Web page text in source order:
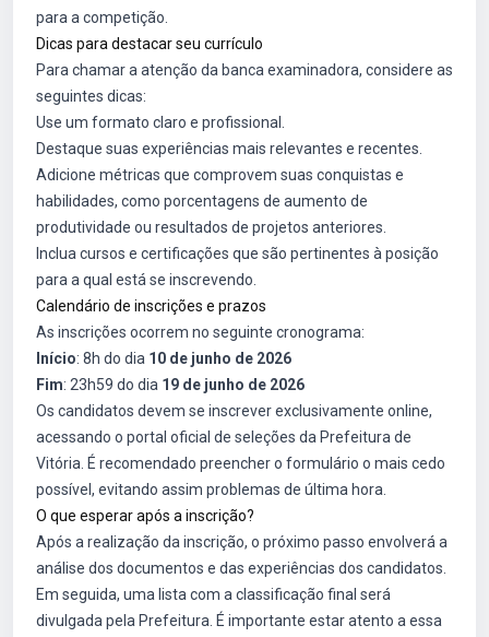
para a competição.
Dicas para destacar seu currículo
Para chamar a atenção da banca examinadora, considere as
seguintes dicas:
Use um formato claro e profissional.
Destaque suas experiências mais relevantes e recentes.
Adicione métricas que comprovem suas conquistas e
habilidades, como porcentagens de aumento de
produtividade ou resultados de projetos anteriores.
Inclua cursos e certificações que são pertinentes à posição
para a qual está se inscrevendo.
Calendário de inscrições e prazos
As inscrições ocorrem no seguinte cronograma:
Início: 8h do dia 10 de junho de 2026
Fim: 23h59 do dia 19 de junho de 2026
Os candidatos devem se inscrever exclusivamente online,
acessando o portal oficial de seleções da Prefeitura de
Vitória. É recomendado preencher o formulário o mais cedo
possível, evitando assim problemas de última hora.
O que esperar após a inscrição?
Após a realização da inscrição, o próximo passo envolverá a
análise dos documentos e das experiências dos candidatos.
Em seguida, uma lista com a classificação final será
divulgada pela Prefeitura. É importante estar atento a essa